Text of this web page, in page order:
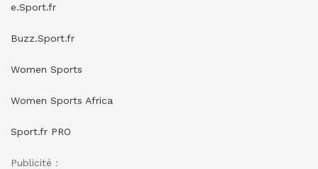
e.Sport.fr
Buzz.Sport.fr
Women Sports
Women Sports Africa
Sport.fr PRO
Publicité :